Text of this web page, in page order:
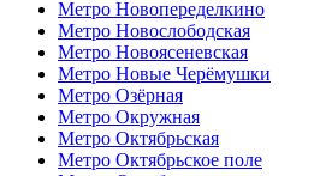
Метро Новопеределкино
Метро Новослободская
Метро Новоясеневская
Метро Новые Черёмушки
Метро Озёрная
Метро Окружная
Метро Октябрьская
Метро Октябрьское поле